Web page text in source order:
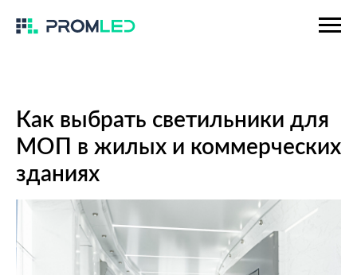
Как выбрать светильники для
МОП в жилых и коммерческих
зданиях